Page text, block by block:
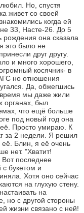
Но, спустя
живет со своей
когда ей
33, Насте-26. До 5
она сказала
это было не
друг другу.
и много хорошего,
косячник- в
но отношения
Да, обжегшись
время мы даже жили
органах, был
что ещё больше
под новый год она
Просто умираю. К
за 2 недели. Я решил
её. Блин, я её очень
нет. "Хватит!
Вот последнее
букетом и
Хотя оно сейчас
на глухую стену.
на
но с другой стороны
жизни связано с ней!